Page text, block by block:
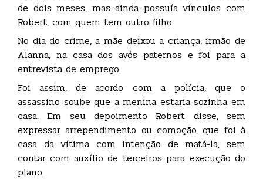
de dois meses, mas ainda possuía vínculos com
Robert, com quem tem outro filho.
No dia do crime, a mãe deixou a criança, irmão de
Alanna, na casa dos avós paternos e foi para a
entrevista de emprego.
Foi assim, de acordo com a polícia, que o
assassino soube que a menina estaria sozinha em
casa. Em seu depoimento Robert disse, sem
expressar arrependimento ou comoção, que foi à
casa da vítima com intenção de matá-la, sem
contar com auxílio de terceiros para execução do
plano.